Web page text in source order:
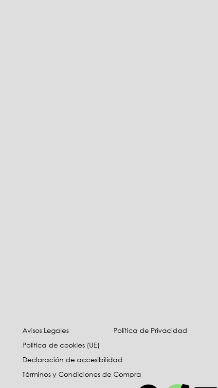
Avisos Legales
Política de Privacidad
Política de cookies (UE)
Declaración de accesibilidad
Términos y Condiciones de Compra